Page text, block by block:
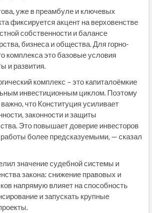
уже в преамбуле и ключевых
фиксируется акцент на верховенстве
собственности и балансе
бизнеса и общества. Для горно-
комплекса это базовые условия
и развития.
комплекс – это капиталоёмкие
инвестиционным циклом. Поэтому
что Конституция усиливает
законности и защиты
Это повышает доверие инвесторов
более предсказуемыми, — сказал
значение судебной системы и
закона: снижение правовых и
напрямую влияет на способность
и запускать крупные